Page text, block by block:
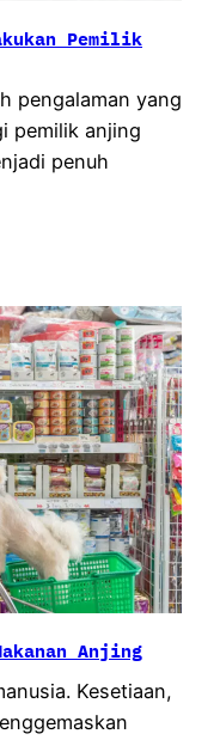
Pemilik
pengalaman yang
pemilik anjing
penuh
Anjing
Kesetiaan,